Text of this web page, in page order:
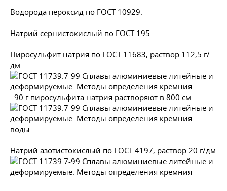
Водорода пероксид по ГОСТ 10929.
Натрий сернистокислый по ГОСТ 195.
Пиросульфит натрия по ГОСТ 11683, раствор 112,5 г/
дм
: 90 г пиросульфита натрия растворяют в 800 см
воды.
Натрий азотистокислый по ГОСТ 4197, раствор 20 г/дм
.